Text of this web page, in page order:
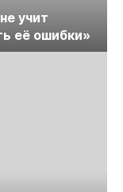
учит
её ошибки»